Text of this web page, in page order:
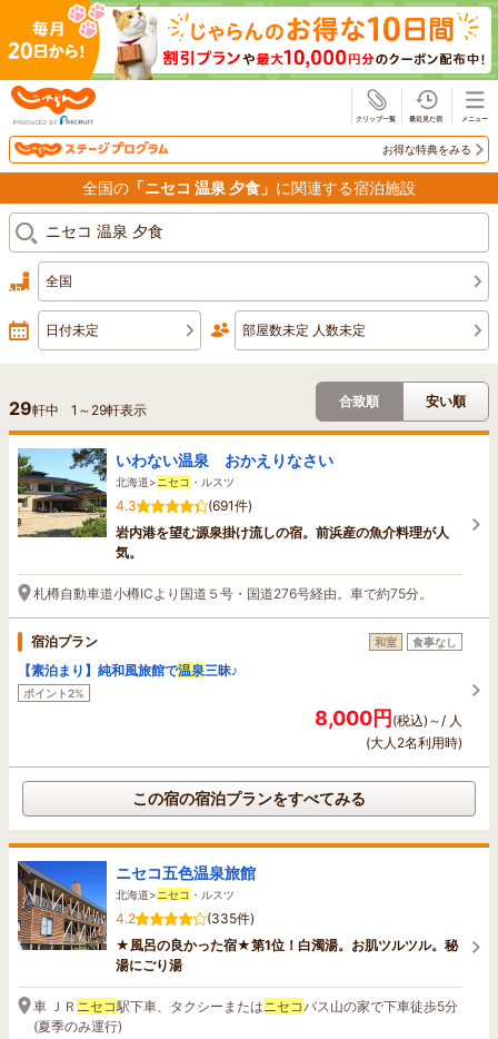
お得な特典をみる
全国の 「ニセコ 温泉 夕食」 に関連する宿泊施設
全国
日付未定 部屋数未定 人数未定
29軒中 1 ～ 29軒表示
合致順 安い順
いわない温泉 おかえりなさい
北海道> ニセコ ・ルスツ
4.3
(691件)
岩内港を望む源泉掛け流しの宿。前浜産の魚介料理が人
気。
札樽自動車道小樽ICより国道５号・国道276号経由。車で約75分。
宿泊プラン 和室 食事なし
【素泊まり】純和風旅館で温泉三昧♪
ポイント2%
8,000円(税込)～/ 人
(大人2名利用時)
この宿の宿泊プランをすべてみる
ニセコ五色温泉旅館
北海道> ニセコ ・ルスツ
4.2
(335件)
★風呂の良かった宿★第1位！白濁湯。お肌ツルツル。秘
湯にごり湯
車 ＪＲ ニセコ駅下車、タクシーまたは ニセコ バス山の家で下車徒歩5分
(夏季のみ運行)